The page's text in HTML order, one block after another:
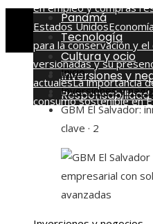
en empleo y compras
Estados Unidos
para la conservación y
versionadas y su
actualesLa importancia
consumo sostenible en
Panamá
Tecnología
Cultura y ocio
Inversiones y
Responsabilidad
Inicio
Inversiones y
GBM El Salvador:
clave · 2